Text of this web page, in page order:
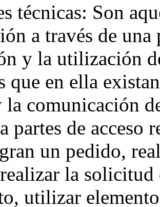
técnicas: Son
a través de
y la utilización
que en ella
comunicación
partes de
un pedido,
la
utilizar